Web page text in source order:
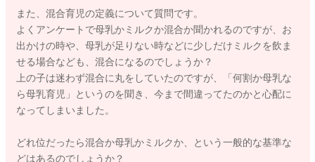
また、混合育児の定義について質問です。
よくアンケートで母乳かミルクか混合か聞かれるのですが、お
出かけの時や、母乳が足りない時などに少しだけミルクを飲ま
せる場合なども、混合になるのでしょうか？
上の子は迷わず混合に丸をしていたのですが、「何割か母乳な
ら母乳育児」というのを聞き、今まで間違ってたのかと心配に
なってしまいました。
どれ位だったら混合か母乳かミルクか、という一般的な基準な
どはあるのでしょうか？